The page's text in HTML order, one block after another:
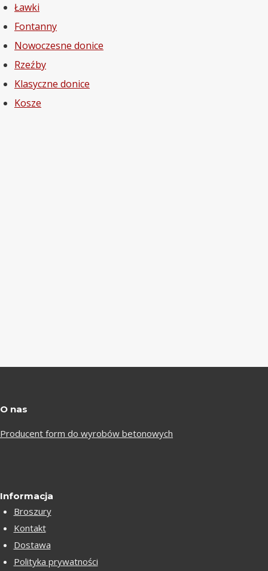
Ławki
Fontanny
Nowoczesne donice
Rzeźby
Klasyczne donice
Kosze
O nas
Producent form do wyrobów betonowych
Informacja
Broszury
Kontakt
Dostawa
Polityka prywatności